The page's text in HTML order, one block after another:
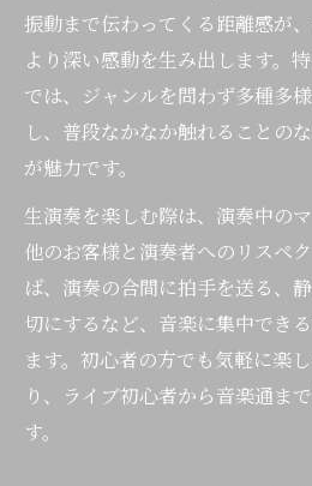
ライブバーで味わう即
さ
バー時間で実感する
演奏者と語り合えるバ
演奏者と繋がれる福岡市
バーで広がる演奏者と
会い
ライブバーで実感する
楽器が弾けるバーで演
福岡生演奏バーで交わ
振動まで伝わってくる距離感が
より深い感動を生み出します。
では、ジャンルを問わず多種多
し、普段なかなか触れることの
が魅力です。
生演奏を楽しむ際は、演奏中の
他のお客様と演奏者へのリスペ
ば、演奏の合間に拍手を送る、
切にするなど、音楽に集中でき
ます。初心者の方でも気軽に楽
り、ライブ初心者から音楽通ま
す。